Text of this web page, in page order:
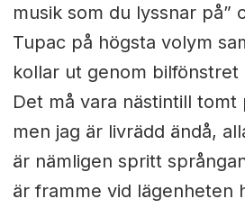
musik som du lyssnar på”
Tupac på högsta volym
kollar ut genom bilfönstret
Det må vara nästintill tomt
men jag är livrädd ändå,
är nämligen spritt
är framme vid lägenheten